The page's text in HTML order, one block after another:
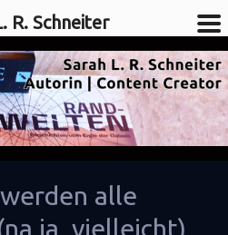
alle
ja, vielleicht)
R. Schneiter